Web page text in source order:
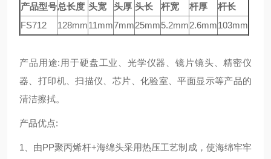
产品型号总长度 头宽 头厚 头长 杆宽 杆厚
杆长
FS712
128mm11mm7mm25mm5.2mm2.6mm103mm
产品用途:用于硬盘工业、光学仪器、镜片镜头、精密仪
器、打印机、扫描仪、芯片、化验室、平面显示等产品的
清洁擦拭。
产品优点:
1、由PP聚丙烯杆+海绵头采用热压工艺制成，使海绵牢牢